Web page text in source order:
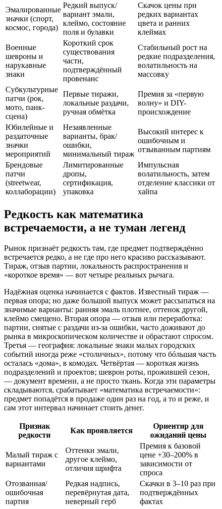
Эмалированные
значки (спорт,
космос, города)
Редкий выпуск/
вариант эмали,
клеймо, состояние
поля и булавки
Скачок цены при
редких вариантах
цвета и ранних
клеймах
Военные
шевроны и
нарукавные
знаки
Короткий срок
существования
части,
подтверждённый
провенанс
Стабильный рост на
редкие подразделения,
волатильность на
массовку
Субкультурные
патчи (рок,
мото, панк-
сцена)
Первые тиражи,
локальные раздачи,
ручная обмётка
Премия за «первую
волну» и DIY-
происхождение
Юбилейные и
раздаточные
значки
мероприятий
Незаявленные
варианты, брак/
ошибки,
минимальный тираж
Высокий интерес к
ошибочным и
отзыванным партиям
Брендовые
патчи
(streetwear,
коллаборации)
Лимитированные
дропы,
сертификация,
упаковка
Импульсная
волатильность, затем
отделение классики от
хайпа
Редкость как математика
встречаемости, а не туман легенд
Рынок признаёт редкость там, где предмет подтверждённо
встречается редко, а не где про него красиво рассказывают.
Тираж, отзыв партии, локальность распространения и
«короткое время» — вот четыре реальных рычага.
Надёжная оценка начинается с фактов. Известный тираж —
первая опора; но даже большой выпуск может рассыпаться на
значимые варианты: ранняя эмаль плотнее, оттенок другой,
клеймо смещено. Вторая опора — отзыв или переработка:
партии, снятые с раздачи из‑за ошибки, часто доживают до
рынка в микроскопическом количестве и обрастают спросом.
Третья — география: локальные знаки малых городских
событий иногда реже «столичных», потому что бóльшая часть
осталась «дома», в комодах. Четвёртая — короткая жизнь
подразделений и проектов; шеврон роты, прожившей сезон,
— документ времени, а не просто ткань. Когда эти параметры
складываются, срабатывает «математика встречаемости»:
предмет попадётся в продаже один раз на год, а то и реже, и
сам этот интервал начинает стоить денег.
Признак
редкости
Как проявляется
Ориентир для
ожиданий цены
Малый тираж с
вариантами
Оттенки эмали,
другое клеймо,
отличия шрифта
Премия к базовой
цене +30–200% в
зависимости от
спроса
Отозванная/
ошибочная
партия
Редкая надпись,
перевёрнутая дата,
неверный герб
Скачки в 3–10 раз при
подтверждённых
фактах